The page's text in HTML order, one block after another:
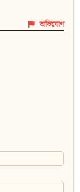
অভিযোগ